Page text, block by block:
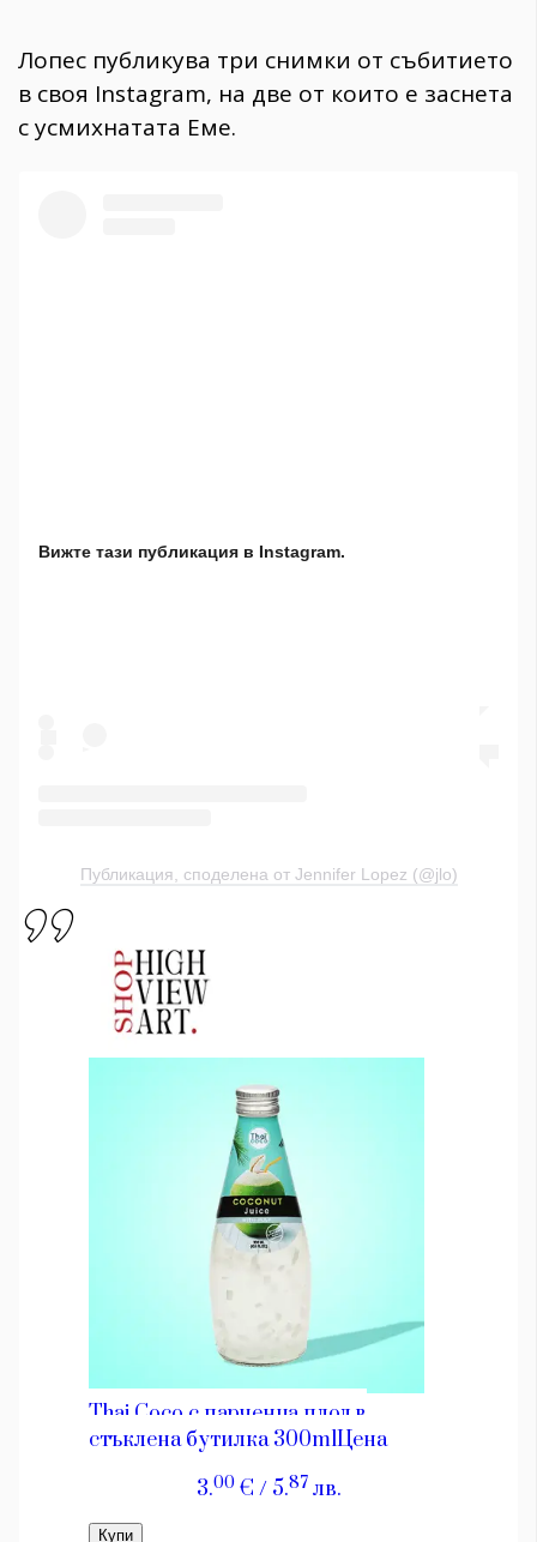
Лопес публикува три снимки от събитието
в своя Instagram, на две от които е заснета
с усмихнатата Еме.
Вижте тази публикация в Instagram.
Публикация, споделена от Jennifer Lopez (@jlo)